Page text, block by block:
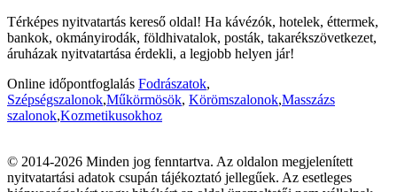
Térképes nyitvatartás kereső oldal! Ha kávézók, hotelek, éttermek,
bankok, okmányirodák, földhivatalok, posták, takarékszövetkezet,
áruházak nyitvatartása érdekli, a legjobb helyen jár!
Online időpontfoglalás Fodrászatok,
Szépségszalonok,Műkörmösök, Körömszalonok,Masszázs
szalonok,Kozmetikusokhoz
© 2014-2026 Minden jog fenntartva. Az oldalon megjelenített
nyitvatartási adatok csupán tájékoztató jellegűek. Az esetleges